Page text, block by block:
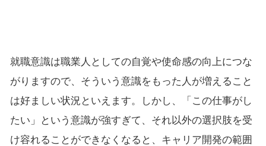
就職意識は職業人としての自覚や使命感の向上につな
がりますので、そういう意識をもった人が増えること
は好ましい状況といえます。しかし、「この仕事がし
たい」という意識が強すぎて、それ以外の選択肢を受
け容れることができなくなると、キャリア開発の範囲